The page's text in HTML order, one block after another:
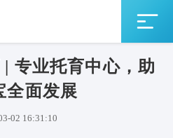
专业托育中心，助
全面发展
02 16:31:10